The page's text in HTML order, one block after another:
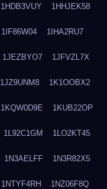
1HDB3VUY 1HHJEK58
1IF86W04 1IHA2RU7
1JEZBYO7 1JFVZL7X
1JZ9UNM8 1K1OOBX2
1KQW0D9E 1KUB22OP
1L92C1GM 1LO2KT45
1N3AELFF 1N3R82X5
1NTYF4RH 1NZ06F8Q